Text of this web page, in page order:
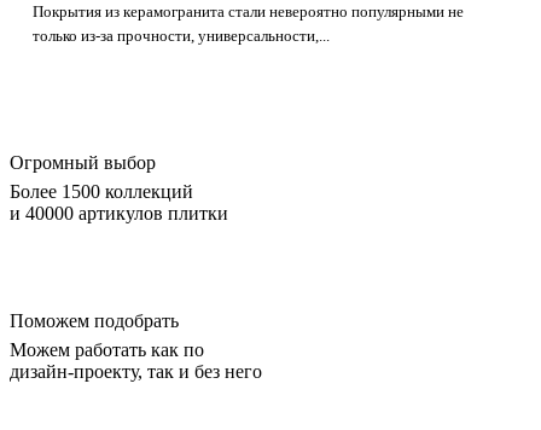
Покрытия из керамогранита стали невероятно популярными не
только из-за прочности, универсальности,...
Огромный выбор
Более 1500 коллекций
и 40000 артикулов плитки
Поможем подобрать
Можем работать как по
дизайн-проекту, так и без него